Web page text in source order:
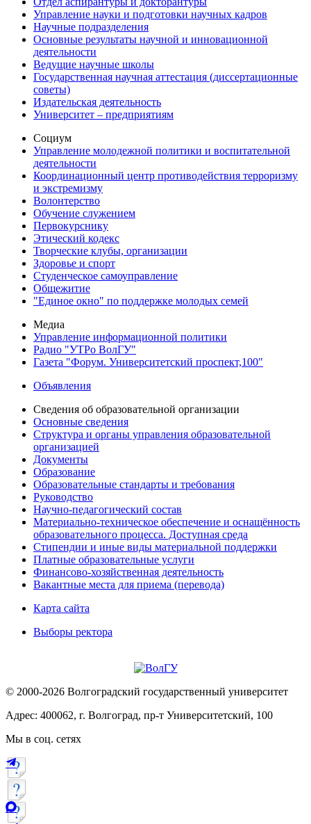
Управление науки и подготовки научных кадров
Научные подразделения
Основные результаты научной и инновационной
деятельности
Ведущие научные школы
Государственная научная аттестация (диссертационные
советы)
Издательская деятельность
Университет – предприятиям
Социум
Управление молодежной политики и воспитательной
деятельности
Координационный центр противодействия терроризму
и экстремизму
Волонтерство
Обучение служением
Первокурснику
Этический кодекс
Творческие клубы, организации
Здоровье и спорт
Студенческое самоуправление
Общежитие
"Единое окно" по поддержке молодых семей
Медиа
Управление информационной политики
Радио "УТРо ВолГУ"
Газета "Форум. Университетский проспект,100"
Объявления
Сведения об образовательной организации
Основные сведения
Структура и органы управления образовательной
организацией
Документы
Образование
Образовательные стандарты и требования
Руководство
Научно-педагогический состав
Материально-техническое обеспечение и оснащённость
образовательного процесса. Доступная среда
Стипендии и иные виды материальной поддержки
Платные образовательные услуги
Финансово-хозяйственная деятельность
Вакантные места для приема (перевода)
Карта сайта
Выборы ректора
© 2000-2026 Волгоградский государственный университет
Адрес: 400062, г. Волгоград, пр-т Университетский, 100
Мы в соц. сетях